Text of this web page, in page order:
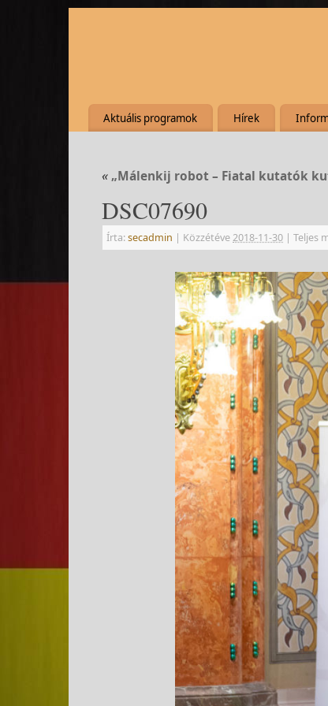
Aktuális programok Hírek
«„Málenkij robot – Fiatal kutatók
DSC07690
Írta:secadmin | Közzétéve2018-11-30 | Teljes